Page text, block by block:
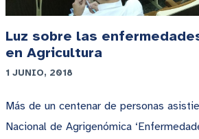
Luz sobre las
en Agricultura
1 JUNIO, 2018
Más de un centenar de personas
Nacional de Agrigenómica